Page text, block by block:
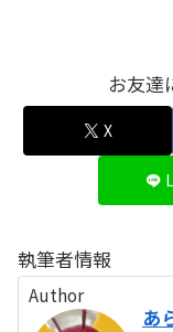
お友達
X
執筆者情報
Author
あ